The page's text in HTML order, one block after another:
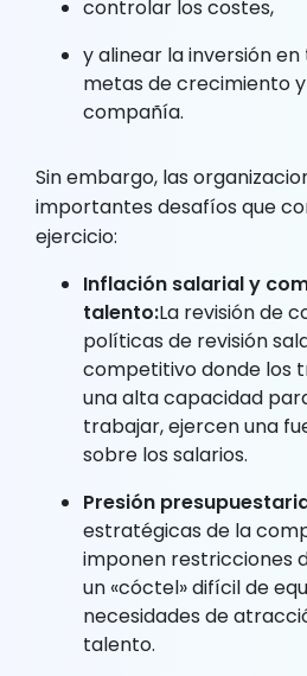
controlar los costes,
y alinear la inversión
metas de crecimiento
compañía.
Sin embargo, las
importantes desafíos que
ejercicio:
Inflación salarial y
talento:La revisión de
políticas de revisión
competitivo donde los
una alta capacidad
trabajar, ejercen una
sobre los salarios.
Presión
estratégicas de la
imponen restricciones
un «cóctel» difícil de
necesidades de
talento.